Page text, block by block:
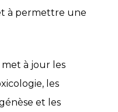
à permettre une
à jour les
les
et les